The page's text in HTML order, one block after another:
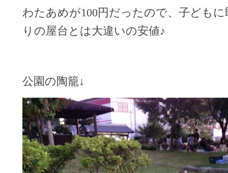
わたあめが100円だったので、子どもに
りの屋台とは大違いの安値♪
公園の陶籠↓